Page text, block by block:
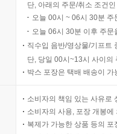
단, 아래의 주문/취소 조건
오늘 00시 ~ 06시 30분
오늘 06시 30분 이후 주
직수입 음반/영상물/기프트
단, 당일 00시~13시 사이의
박스 포장은 택배 배송이
소비자의 책임 있는 사유로
소비자의 사용, 포장 개봉
복제가 가능한 상품 등의